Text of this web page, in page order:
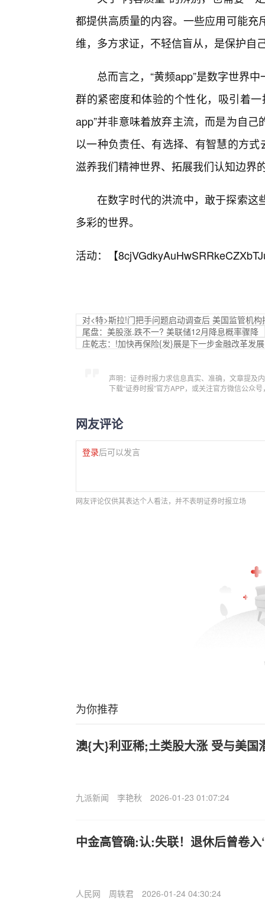
都提供高质量的内容。一些应用可能
维，多方求证，不轻信盲从，是保护自
总而言之，“黄频app”是数字世界
群的紧密度和体验的个性化，吸引着
app”并非意味着放弃主流，而是为自
以一种负责任、有选择、有智慧的方
滋养我们精神世界、拓展我们认知边界
在数字时代的洪流中，敢于探索这
多彩的世界。
活动：【
对<特>斯拉!门把手问题启动调查后 美国监管机
尾盘：美股涨.跌不一? 美联储12月降息概率骤降
庄乾志：!加快再保险{发}展是下一步金融改革发
声明：证券时报力求信息真实、准确，文章提及
下载“证券时报”官方APP，或关注官方微信公众
网友评论
登录后可以发言
网友评论仅供其表达个人看法，并不表明证券时报立场
为你推荐
澳{大}利亚稀;土类股大涨 受与美国
九派新闻 李艳秋 2026-01-23 01:07:24
中金高管确:认:失联！退休后曾卷入
人民网 周轶君 2026-01-24 04:30:24